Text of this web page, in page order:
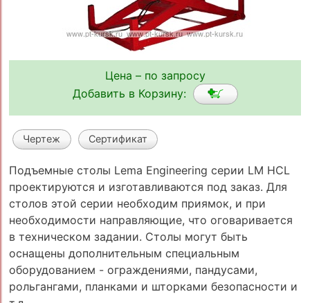
Цена – по запросу
Добавить в Корзину:
Чертеж Сертификат
Подъемные столы Lema Engineering серии LM HCL
проектируются и изготавливаются под заказ. Для
столов этой серии необходим приямок, и при
необходимости направляющие, что оговаривается
в техническом задании. Столы могут быть
оснащены дополнительным специальным
оборудованием - ограждениями, пандусами,
рольгангами, планками и шторками безопасности и